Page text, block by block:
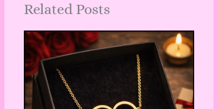
Related Posts